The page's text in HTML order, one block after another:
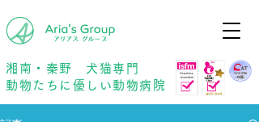
湘南・秦野 犬猫専門
動物たちに優しい動物病院